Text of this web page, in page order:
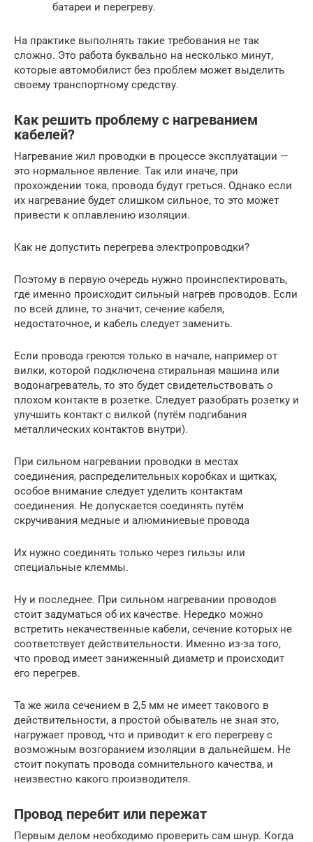
батареи и перегреву.
На практике выполнять такие требования не так
сложно. Это работа буквально на несколько минут,
которые автомобилист без проблем может выделить
своему транспортному средству.
Как решить проблему с нагреванием
кабелей?
Нагревание жил проводки в процессе эксплуатации —
это нормальное явление. Так или иначе, при
прохождении тока, провода будут греться. Однако если
их нагревание будет слишком сильное, то это может
привести к оплавлению изоляции.
Как не допустить перегрева электропроводки?
Поэтому в первую очередь нужно проинспектировать,
где именно происходит сильный нагрев проводов. Если
по всей длине, то значит, сечение кабеля,
недостаточное, и кабель следует заменить.
Если провода греются только в начале, например от
вилки, которой подключена стиральная машина или
водонагреватель, то это будет свидетельствовать о
плохом контакте в розетке. Следует разобрать розетку и
улучшить контакт с вилкой (путём подгибания
металлических контактов внутри).
При сильном нагревании проводки в местах
соединения, распределительных коробках и щитках,
особое внимание следует уделить контактам
соединения. Не допускается соединять путём
скручивания медные и алюминиевые провода
Их нужно соединять только через гильзы или
специальные клеммы.
Ну и последнее. При сильном нагревании проводов
стоит задуматься об их качестве. Нередко можно
встретить некачественные кабели, сечение которых не
соответствует действительности. Именно из-за того,
что провод имеет заниженный диаметр и происходит
его перегрев.
Та же жила сечением в 2,5 мм не имеет такового в
действительности, а простой обыватель не зная это,
нагружает провод, что и приводит к его перегреву с
возможным возгоранием изоляции в дальнейшем. Не
стоит покупать провода сомнительного качества, и
неизвестно какого производителя.
Провод перебит или пережат
Первым делом необходимо проверить сам шнур. Когда